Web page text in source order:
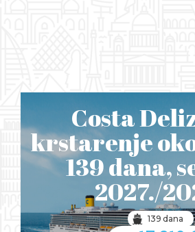
Costa
krstarenje
139 dana,
2027./
139 dana